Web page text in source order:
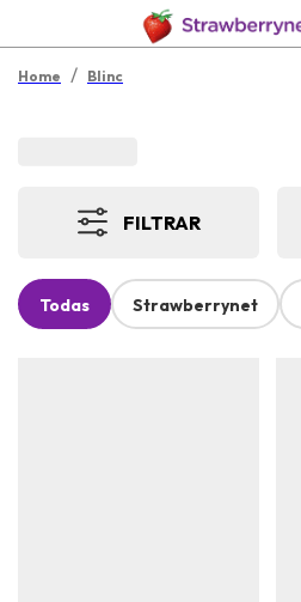
Home / Blinc
FILTRAR
Todas Strawberrynet